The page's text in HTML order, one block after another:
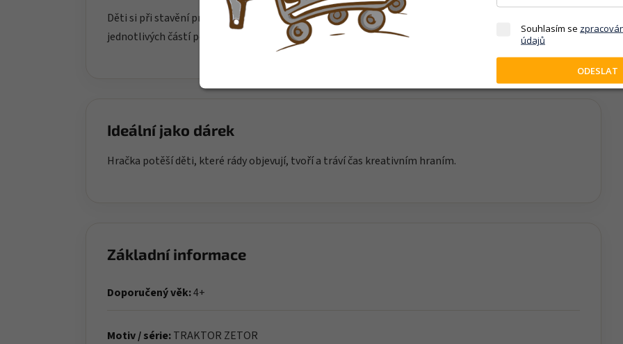
Děti si při stavění procvičují jemnou motoriku, soustředění a technické myšlení. Skládání
jednotlivých částí podporuje trpělivost a dává prostor vlastní fantazii při následném hraní.
Ideální jako dárek
Hračka potěší děti, které rády objevují, tvoří a tráví čas kreativním hraním.
Základní informace
Doporučený věk:4+
Motiv / série:TRAKTOR ZETOR
Souhlasím se
údajů
ODESLAT